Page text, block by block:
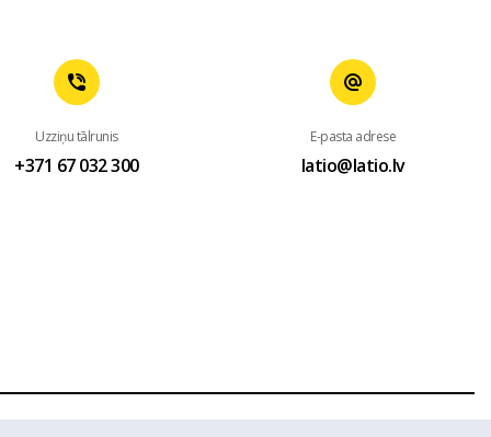
Uzziņu tālrunis
+371 67 032 300
E-pasta adrese
latio@latio.lv